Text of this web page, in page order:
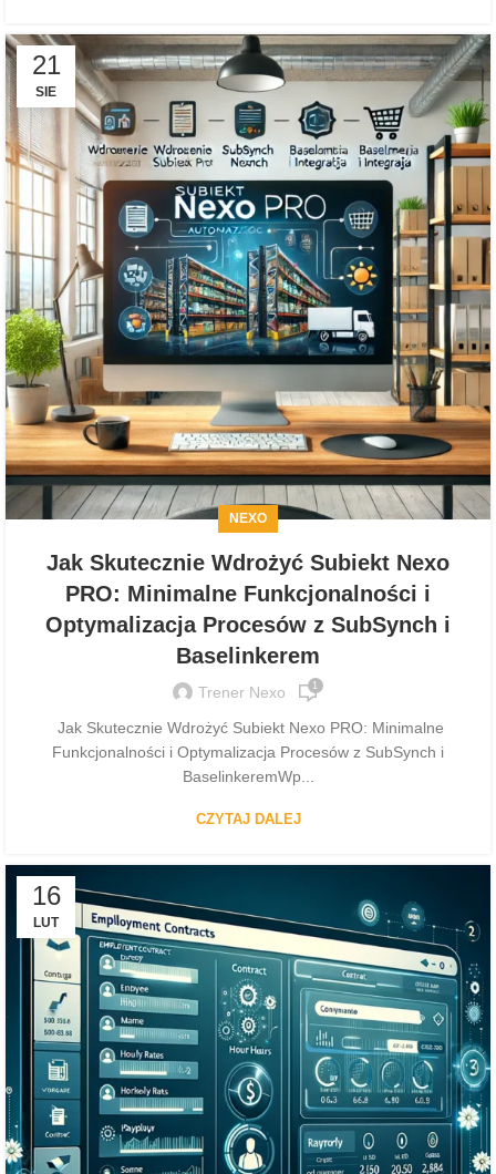
21
SIE
NEXO
Jak Skutecznie Wdrożyć Subiekt Nexo
PRO: Minimalne Funkcjonalności i
Optymalizacja Procesów z SubSynch i
Baselinkerem
Trener Nexo 1
Jak Skutecznie Wdrożyć Subiekt Nexo PRO: Minimalne
Funkcjonalności i Optymalizacja Procesów z SubSynch i
BaselinkeremWp...
CZYTAJ DALEJ
16
LUT